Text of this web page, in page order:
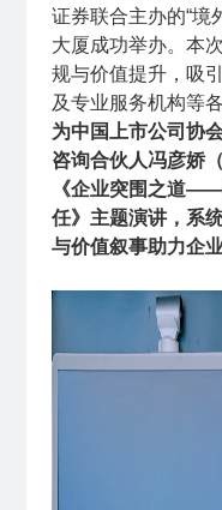
证券联合主办的“境
大厦成功举办。本
规与价值提升，吸
及专业服务机构等
为中国上市公司协
咨询合伙人冯彦娇
《企业突围之道
任》主题演讲，系
与价值叙事助力企